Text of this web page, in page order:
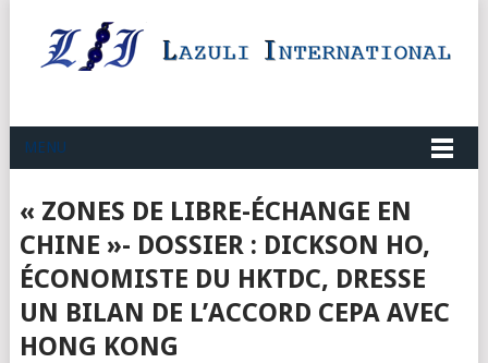
MENU
« ZONES DE LIBRE-ÉCHANGE EN
CHINE »- DOSSIER : DICKSON HO,
ÉCONOMISTE DU HKTDC, DRESSE
UN BILAN DE L’ACCORD CEPA AVEC
HONG KONG